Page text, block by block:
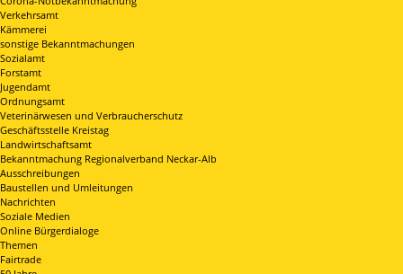
Verkehrsamt
Kämmerei
sonstige Bekanntmachungen
Sozialamt
Forstamt
Jugendamt
Ordnungsamt
Veterinärwesen und Verbraucherschutz
Geschäftsstelle Kreistag
Landwirtschaftsamt
Bekanntmachung Regionalverband Neckar-Alb
Ausschreibungen
Baustellen und Umleitungen
Nachrichten
Soziale Medien
Online Bürgerdialoge
Themen
Fairtrade